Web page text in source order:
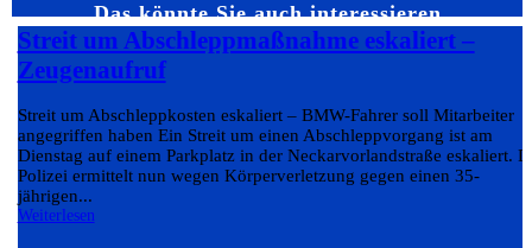
Das könnte Sie auch interessieren…
Streit um Abschleppmaßnahme eskaliert –
Zeugenaufruf
Streit um Abschleppkosten eskaliert – BMW-Fahrer soll Mitarbeiter
angegriffen haben Ein Streit um einen Abschleppvorgang ist am
Dienstag auf einem Parkplatz in der Neckarvorlandstraße eskaliert.
Polizei ermittelt nun wegen Körperverletzung gegen einen 35-
jährigen...
Weiterlesen